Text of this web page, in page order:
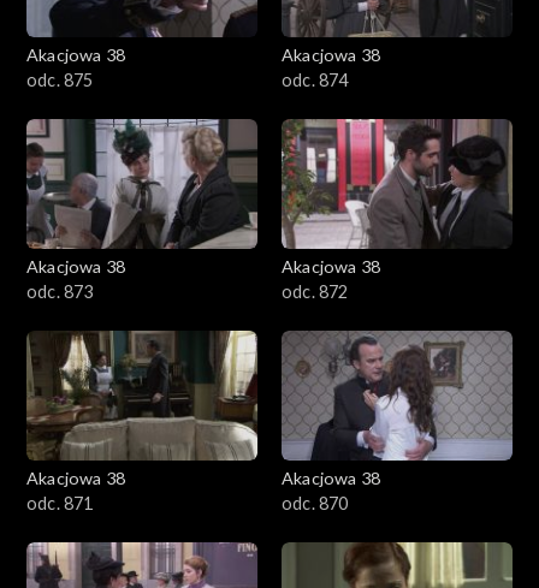
Akacjowa 38
odc. 875
Akacjowa 38
odc. 874
Akacjowa 38
odc. 873
Akacjowa 38
odc. 872
Akacjowa 38
odc. 871
Akacjowa 38
odc. 870